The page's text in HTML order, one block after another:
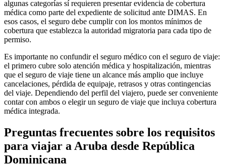
algunas categorías sí requieren presentar evidencia de cobertura
médica como parte del expediente de solicitud ante DIMAS. En
esos casos, el seguro debe cumplir con los montos mínimos de
cobertura que establezca la autoridad migratoria para cada tipo de
permiso.
Es importante no confundir el seguro médico con el seguro de viaje:
el primero cubre solo atención médica y hospitalización, mientras
que el seguro de viaje tiene un alcance más amplio que incluye
cancelaciones, pérdida de equipaje, retrasos y otras contingencias
del viaje. Dependiendo del perfil del viajero, puede ser conveniente
contar con ambos o elegir un seguro de viaje que incluya cobertura
médica integrada.
Preguntas frecuentes sobre los requisitos
para viajar a Aruba desde República
Dominicana